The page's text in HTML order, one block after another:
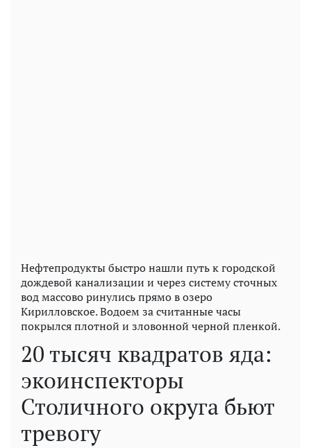
Нефтепродукты быстро нашли путь к городской
дождевой канализации и через систему сточных
вод массово ринулись прямо в озеро
Кирилловское. Водоем за считанные часы
покрылся плотной и зловонной черной пленкой.
20 тысяч квадратов яда:
экоинспекторы
Столичного округа бьют
тревогу